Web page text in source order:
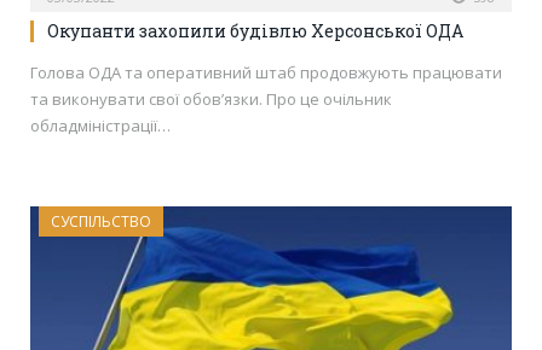
Окупанти захопили будівлю Херсонської ОДА
Голова ОДА та оперативний штаб продовжують працювати
та виконувати свої обов’язки. Про це очільник
обладміністрації…
СУСПІЛЬСТВО